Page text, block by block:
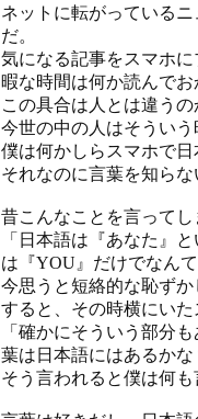
ネットに転がっている
だ。
気になる記事をスマホに
暇な時間は何か読んでお
この具合は人とは違うの
今世の中の人はそういう
僕は何かしらスマホで日
それなのに言葉を知らな
昔こんなことを言ってし
「日本語は『あなた』
は『YOU』だけでなん
今思うと短絡的な恥ずか
すると、その時横にいた
「確かにそういう部分
葉は日本語にはあるかな
そう言われると僕は何